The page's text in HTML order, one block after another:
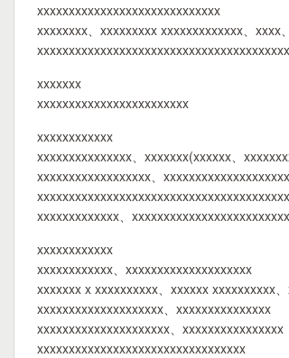
xxxxxxxxxxxxxxxxxxxxxxxxxxxxx
xxxxxxxx、xxxxxxxxx xxxxxxxxxxxxx、xxxx
xxxxxxxxxxxxxxxxxxxxxxxxxxxxxxxxxxxxxxxx
xxxxxxx
xxxxxxxxxxxxxxxxxxxxxxxx
xxxxxxxxxxxx
xxxxxxxxxxxxxxx、xxxxxxx(xxxxxx、
xxxxxxxxxxxxxxxxxx、
xxxxxxxxxxxxx、
xxxxxxxxxxxx
xxxxxxxxxxxx、xxxxxxxxxxxxxxxxxxxx
xxxxxxx x xxxxxxxxxx、xxxxxx xxxxxxxxxx
xxxxxxxxxxxxxxxxxxxx、xxxxxxxxxxxxxxx
xxxxxxxxxxxxxxxxxxxxx、xxxxxxxxxxxxxxxx
xxxxxxxxxxxxxxxxxxxxxxxxxxxxxxxxx